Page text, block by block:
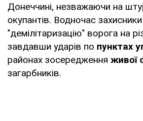
Донеччині, незважаючи на
окупантів. Водночас
"демілітаризацію" ворога на
завдавши ударів по пунктах
районах зосередження живої
загарбників.